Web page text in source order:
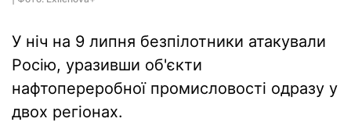
У ніч на 9 липня безпілотники атакували
Росію, уразивши об'єкти
нафтопереробної промисловості одразу у
двох регіонах.